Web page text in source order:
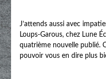
J’attends aussi avec
Loups-Garous, chez Lune
quatrième nouvelle publié.
pouvoir vous en dire plus